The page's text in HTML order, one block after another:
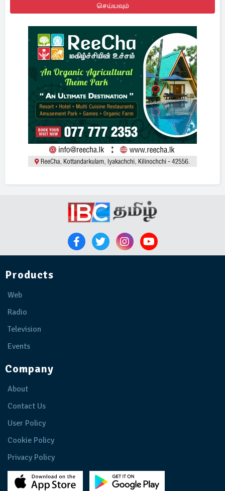
செய்யவும்
Products
Web
Radio
Television
Events
Company
About
Contact Us
User Policy
Cookie Policy
Privacy Policy